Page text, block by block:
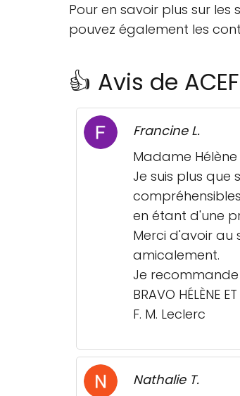
Pour en savoir plus sur les
pouvez également les
👍 Avis de
Francine L.
Madame
Je suis plus que
en étant d'une
Merci d'avoir au
amicalement.
Je
BRAVO HÉLÈNE
F. M. Leclerc
Nathalie T.